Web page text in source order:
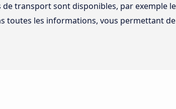
de transport sont disponibles, par exemple
toutes les informations, vous permettant